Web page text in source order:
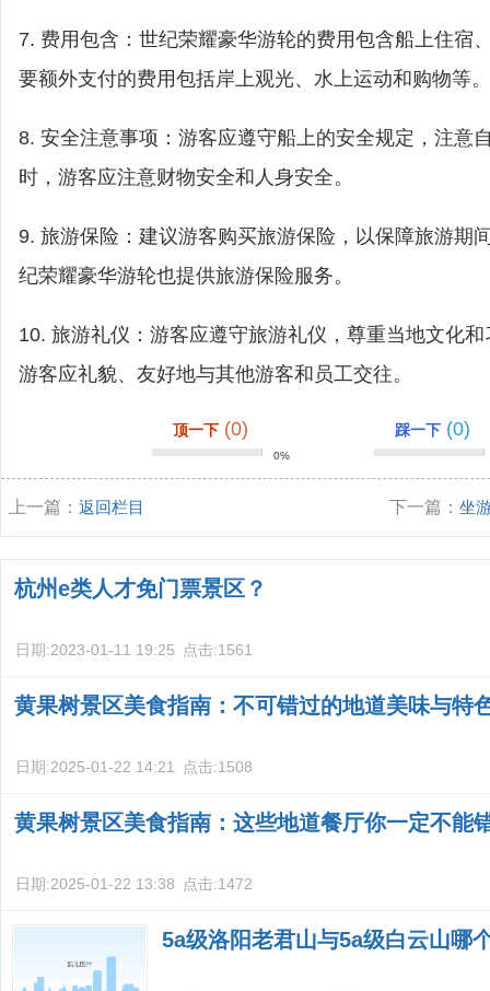
7. 费用包含：世纪荣耀豪华游轮的费用包含船上住宿
要额外支付的费用包括岸上观光、水上运动和购物等。
8. 安全注意事项：游客应遵守船上的安全规定，注意
时，游客应注意财物安全和人身安全。
9. 旅游保险：建议游客购买旅游保险，以保障旅游期
纪荣耀豪华游轮也提供旅游保险服务。
10. 旅游礼仪：游客应遵守旅游礼仪，尊重当地文化
游客应礼貌、友好地与其他游客和员工交往。
顶一下 (0)
0%
踩一下 (0)
上一篇： 返回栏目 下一篇：坐
攻略？
杭州e类人才免门票景区？
日期:2023-01-11 19:25 点击:1561
黄果树景区美食指南：不可错过的地道美味与特
日期:2025-01-22 14:21 点击:1508
黄果树景区美食指南：这些地道餐厅你一定不能
日期:2025-01-22 13:38 点击:1472
5a级洛阳老君山与5a级白云山哪